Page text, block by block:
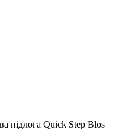
підлога Quick Step Blos